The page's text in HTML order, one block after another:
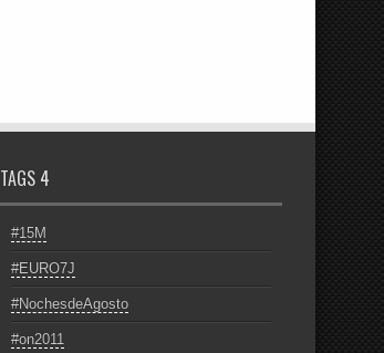
TAGS 4
#15M
#EURO7J
#NochesdeAgosto
#on2011